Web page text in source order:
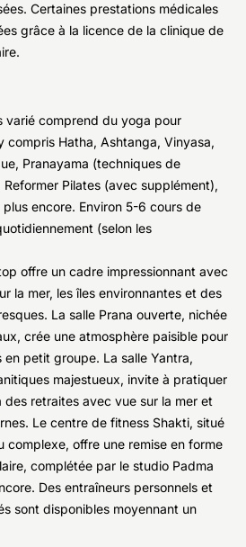
Certaines prestations médicales
grâce à la licence de la clinique de
varié comprend du yoga pour
compris Hatha, Ashtanga, Vinyasa,
Pranayama (techniques de
Pilates (avec supplément),
encore. Environ 5-6 cours de
(selon les
offre un cadre impressionnant avec
la mer, les îles environnantes et des
La salle Prana ouverte, nichée
crée une atmosphère paisible pour
en petit groupe. La salle Yantra,
majestueux, invite à pratiquer
retraites avec vue sur la mer et
Le centre de fitness Shakti, situé
complexe, offre une remise en forme
complétée par le studio Padma
Des entraîneurs personnels et
sont disponibles moyennant un